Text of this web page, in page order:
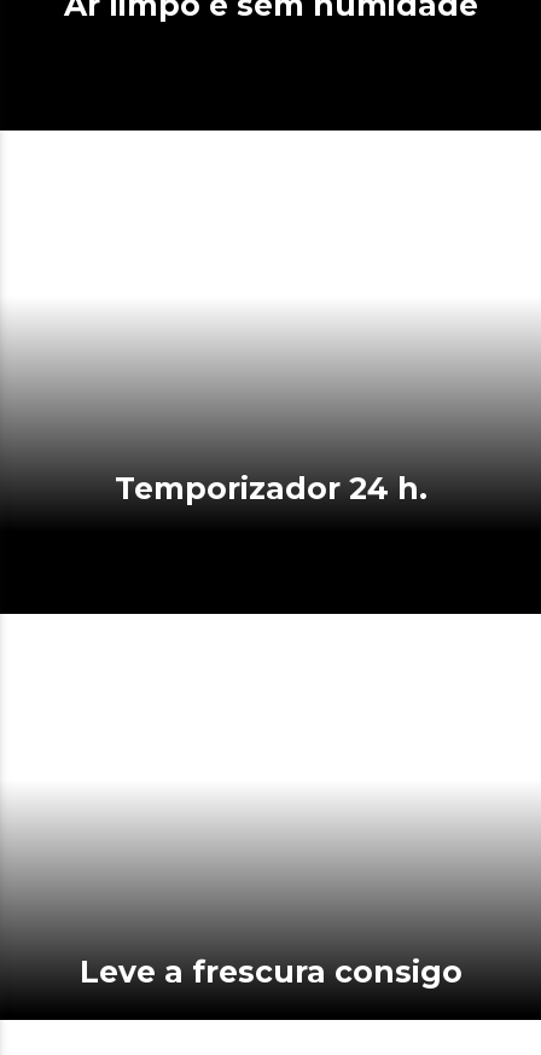
Temporizador 24 h.
Leve a frescura consigo